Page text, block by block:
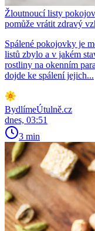
Žloutnoucí listy
pomůže vrátit zdravý
Spálené pokojovky je
listů zbylo a v jakém
rostliny na okenním
dojde ke spálení jejich...
BydlímeÚtulně.cz
dnes, 03:51
3 min